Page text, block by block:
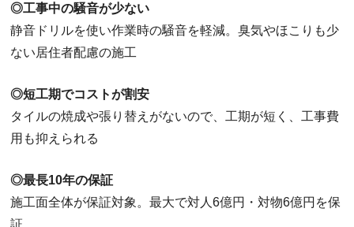
◎工事中の騒音が少ない
静音ドリルを使い作業時の騒音を軽減。臭気やほこりも少
ない居住者配慮の施工
◎短工期でコストが割安
タイルの焼成や張り替えがないので、工期が短く、工事費
用も抑えられる
◎最長10年の保証
施工面全体が保証対象。最大で対人6億円・対物6億円を保
証